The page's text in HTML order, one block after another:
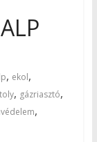
, ekol,
, gázriasztó,
,